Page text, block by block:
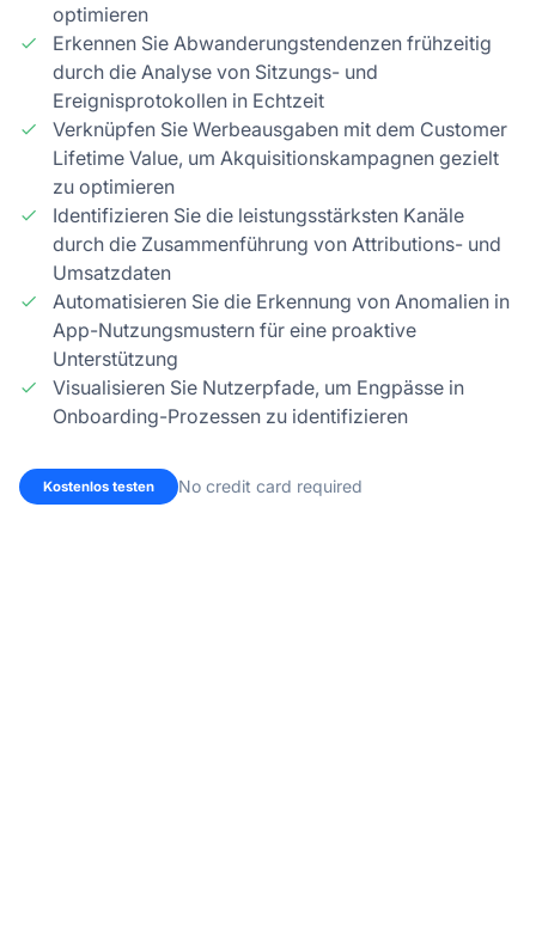
optimieren
Erkennen Sie Abwanderungstendenzen frühzeitig
durch die Analyse von Sitzungs- und
Ereignisprotokollen in Echtzeit
Verknüpfen Sie Werbeausgaben mit dem Customer
Lifetime Value, um Akquisitionskampagnen gezielt
zu optimieren
Identifizieren Sie die leistungsstärksten Kanäle
durch die Zusammenführung von Attributions- und
Umsatzdaten
Automatisieren Sie die Erkennung von Anomalien in
App-Nutzungsmustern für eine proaktive
Unterstützung
Visualisieren Sie Nutzerpfade, um Engpässe in
Onboarding-Prozessen zu identifizieren
Kostenlos testen No credit card required